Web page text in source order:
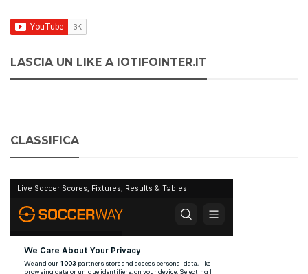
LASCIA UN LIKE A IOTIFOINTER.IT
CLASSIFICA